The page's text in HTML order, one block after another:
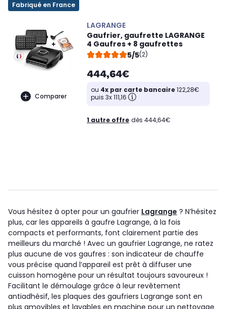
Fabriqué en France
Comparer
LAGRANGE
Gaufrier, gaufrette LAGRANGE
4 Gaufres + 8 gaufrettes
5/5(2)
444,64€
ou 4x par carte bancaire122,28€
puis 3x 111,16
1 autre offre dès 444,64€
Vous hésitez à opter pour un gaufrier Lagrange ? N’hésitez
plus, car les appareils à gaufre Lagrange, à la fois
compacts et performants, font clairement partie des
meilleurs du marché ! Avec un gaufrier Lagrange, ne ratez
plus aucune de vos gaufres : son indicateur de chauffe
vous précise quand l’appareil est prêt à diffuser une
cuisson homogène pour un résultat toujours savoureux !
Facilitant le démoulage grâce à leur revêtement
antiadhésif, les plaques des gaufriers Lagrange sont en